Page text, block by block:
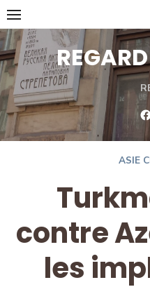
Skip
to
content
ASIE
contre
les